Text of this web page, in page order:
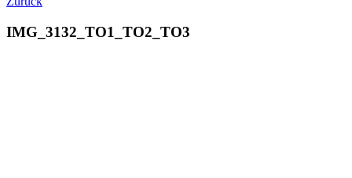
IMG_3132_TO1_TO2_TO3